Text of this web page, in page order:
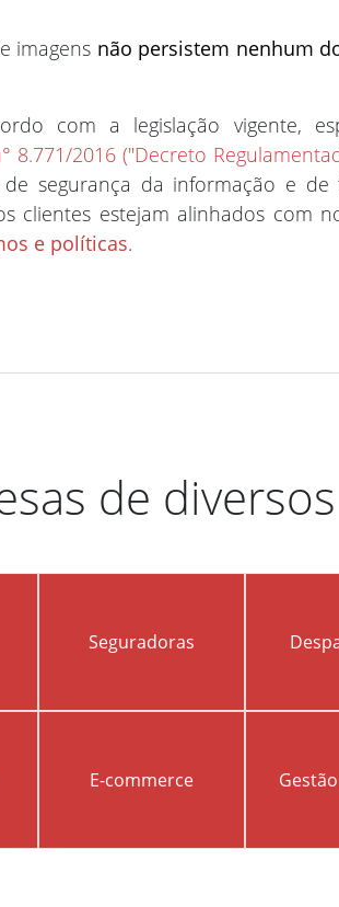
imagens não persistem nenhum
com a legislação vigente,
8.771/2016 ("Decreto
segurança da informação e de
clientes estejam alinhados com
e políticas.
de
Seguradoras
E-commerce